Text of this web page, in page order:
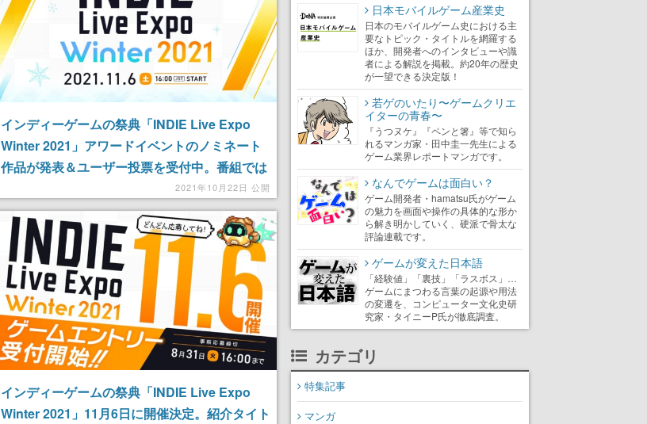
インディーゲームの祭典「INDIE Live Expo
Winter 2021」アワードイベントのノミネート
作品が発表＆ユーザー投票を受付中。番組では
過去最多の500タイトル以上を紹介する予定
2021年10月22日 公開
インディーゲームの祭典「INDIE Live Expo
Winter 2021」11月6日に開催決定。紹介タイト
日本モバイルゲーム産業史
日本のモバイルゲーム史における主
要なトピック・タイトルを網羅する
ほか、開発者へのインタビューや識
者による解説を掲載。約20年の歴史
が一望できる決定版！
若ゲのいたり〜ゲームクリエ
イターの青春〜
『うつヌケ』『ペンと箸』等で知ら
れるマンガ家・田中圭一先生による
ゲーム業界レポートマンガです。
なんでゲームは面白い？
ゲーム開発者・hamatsu氏がゲーム
の魅力を画面や操作の具体的な形か
ら解き明かしていく、硬派で骨太な
評論連載です。
ゲームが変えた日本語
「経験値」「裏技」「ラスボス」…
ゲームにまつわる言葉の起源や用法
の変遷を、コンピューター文化史研
究家・タイニーP氏が徹底調査。
カテゴリ
特集記事
マンガ